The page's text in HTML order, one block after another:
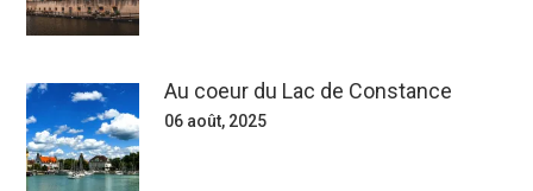
Au coeur du Lac de Constance
06 août, 2025